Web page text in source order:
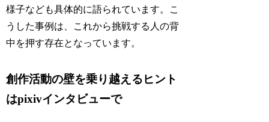
様子なども具体的に語られています。こ
うした事例は、これから挑戦する人の背
中を押す存在となっています。
創作活動の壁を乗り越えるヒント
はpixivインタビューで